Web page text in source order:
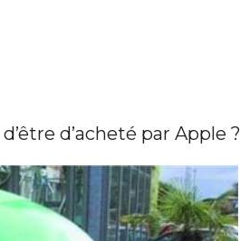
d’acheté par Apple ?